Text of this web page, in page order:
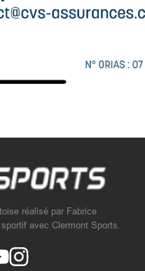
réalisé par Fabrice
avec Clermont Sports.